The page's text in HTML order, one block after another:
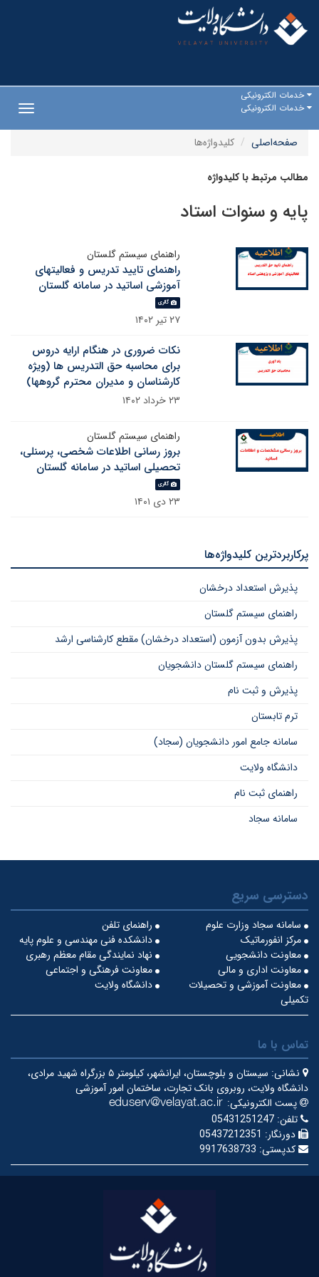
خدمات الکترونیکی
خدمات الکترونیکی
صفحه‌اصلی
کلیدواژه‌ها
مطالب مرتبط با کلیدواژه
پایه و سنوات استاد
راهنمای سیستم گلستان
راهنمای تایید تدریس و فعالیتهای
آموزشی اساتید در سامانه گلستان
گالری
۲۷ تیر ۱۴۰۲
نکات ضروری در هنگام ارایه دروس
برای محاسبه حق التدریس ها (ویژه
کارشناسان و مدیران محترم گروهها)
۲۳ خرداد ۱۴۰۲
راهنمای سیستم گلستان
بروز رسانی اطلاعات شخصی، پرسنلی،
تحصیلی اساتید در سامانه گلستان
گالری
۲۳ دی ۱۴۰۱
پرکاربردترین کلیدواژه‌ها
پذیرش استعداد درخشان
راهنمای سیستم گلستان
پذیرش بدون آزمون (استعداد درخشان) مقطع کارشناسی ارشد
راهنمای سیستم گلستان دانشجویان
پذیرش و ثبت نام
ترم تابستان
سامانه جامع امور دانشجویان (سجاد)
دانشگاه ولایت
راهنمای ثبت نام
سامانه سجاد
دسترسی سریع
راهنمای تلفن
سامانه سجاد وزارت علوم
دانشکده فنی مهندسی و علوم پایه
مرکز انفورماتیک
نهاد نمایندگی مقام معظم رهبری
معاونت دانشجویی
معاونت فرهنگی و اجتماعی
معاونت اداری و مالی
دانشگاه ولایت
معاونت آموزشی و تحصیلات
تکمیلی
تماس با ما
نشانی:
سیستان و بلوچستان، ایرانشهر، کیلومتر ۵ بزرگراه شهید مرادی،
دانشگاه ولایت، روبروی بانک تجارت، ساختمان امور آموزشی
پست الکترونیکی:
تلفن: 05431251247
دورنگار: 05437212351
کدپستی: 9917638733